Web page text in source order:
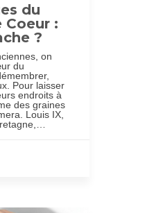
du
Coeur :
?
on
du
Pour laisser
endroits à
des graines
Louis IX,